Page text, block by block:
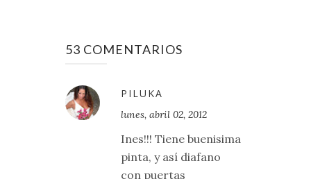
53 COMENTARIOS
PILUKA
lunes, abril 02, 2012
Ines!!! Tiene buenisima
pinta, y así diafano
con puertas